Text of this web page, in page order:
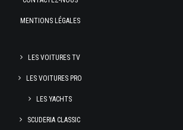
MENTIONS LÉGALES
LES VOITURES TV
LES VOITURES PRO
LES YACHTS
SCUDERIA CLASSIC